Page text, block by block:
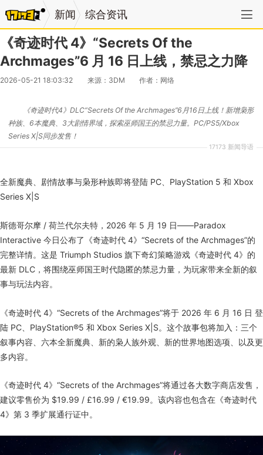
新闻 综合资讯
《奇迹时代 4》“Secrets Of the
Archmages”6 月 16 日上线，禁忌之力降
2026-05-21 18:03:32 来源：3DM 作者：网络
17173 新闻导语
《奇迹时代4》DLC“Secrets Of the Archmages”6月16日上线！新增枭形
种族、6本魔典、3大剧情界域，探索巫师国王的禁忌力量。PC/PS5/Xbox
Series X|S同步发售！
全新魔典、剧情故事与枭形种族即将登陆 PC、PlayStation 5 和 Xbox
Series X|S
斯德哥尔摩 / 荷兰代尔夫特，2026 年 5 月 19 日——Paradox
Interactive 今日公布了《奇迹时代 4》“Secrets of the Archmages”的
完整详情。这是 Triumph Studios 旗下奇幻策略游戏《奇迹时代 4》的
最新 DLC，将围绕巫师国王时代隐匿的禁忌力量，为玩家带来全新的叙
事与玩法内容。
《奇迹时代 4》“Secrets of the Archmages”将于 2026 年 6 月 16 日 登
陆 PC、PlayStation®5 和 Xbox Series X|S。这个故事包将加入：三个
叙事内容、六本全新魔典、新的枭人族外观、新的世界地图选项、以及更
多内容。
《奇迹时代 4》“Secrets of the Archmages”将通过各大数字商店发售，
建议零售价为 $19.99 / £16.99 / €19.99。该内容也包含在《奇迹时代
4》第 3 季扩展通行证中。